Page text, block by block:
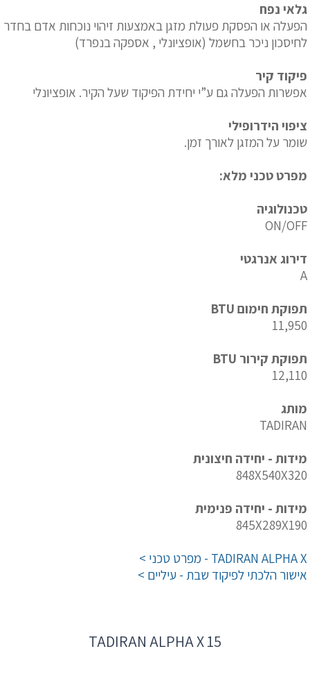
גלאי נפח
הפעלה או הפסקת פעולת מזגן באמצעות זיהוי נוכחות אדם בחדר
לחיסכון ניכר בחשמל (אופציונלי , אספקה בנפרד)
פיקוד קיר
אפשרות הפעלה גם ע”י יחידת הפיקוד שעל הקיר. אופציונלי
ציפוי הידרופילי
שומר על המזגן לאורך זמן.
מפרט טכני מלא:
טכנולוגיה
ON/OFF
דירוג אנרגטי
A
תפוקת חימום BTU
11,950
תפוקת קירור BTU
12,110
מותג
TADIRAN
מידות - יחידה חיצונית
848X540X320
מידות - יחידה פנימית
845X289X190
TADIRAN ALPHA X - מפרט טכני >
אישור הלכתי לפיקוד שבת - עיליים >
TADIRAN ALPHA X 15